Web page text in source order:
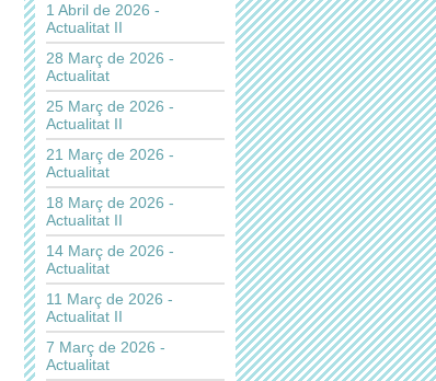
1 Abril de 2026 -
Actualitat II
28 Març de 2026 -
Actualitat
25 Març de 2026 -
Actualitat II
21 Març de 2026 -
Actualitat
18 Març de 2026 -
Actualitat II
14 Març de 2026 -
Actualitat
11 Març de 2026 -
Actualitat II
7 Març de 2026 -
Actualitat